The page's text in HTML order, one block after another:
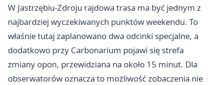
W Jastrzębiu-Zdroju rajdowa trasa ma być jednym z
najbardziej wyczekiwanych punktów weekendu. To
właśnie tutaj zaplanowano dwa odcinki specjalne, a
dodatkowo przy Carbonarium pojawi się strefa
zmiany opon, przewidziana na około 15 minut. Dla
obserwatorów oznacza to możliwość zobaczenia nie